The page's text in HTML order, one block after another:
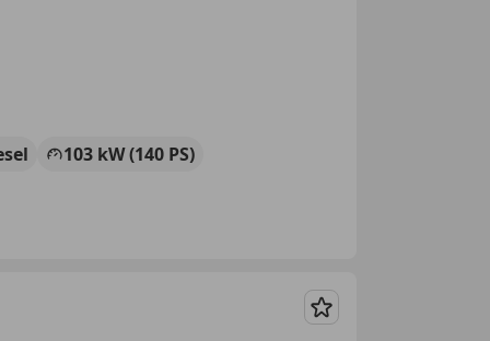
103 kW (140 PS)
Merken